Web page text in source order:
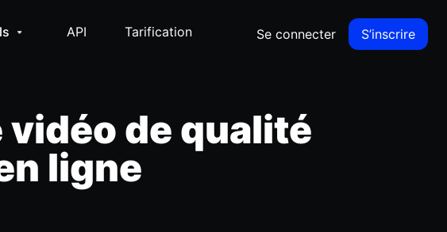
API Tarification Se connecter S’inscrire
de qualité
ligne